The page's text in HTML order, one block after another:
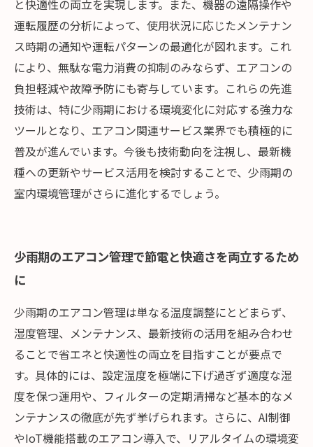
と快適性の両立を実現します。また、機器の遠隔操作や
運転履歴の分析によって、使用状況に応じたメンテナン
ス時期の通知や運転パターンの最適化が図れます。これ
により、無駄な電力消費の抑制のみならず、エアコンの
負担軽減や故障予防にも寄与しています。これらの先進
技術は、特に少雨期における環境変化に対応する強力な
ツールとなり、エアコン関連サービス業界でも積極的に
普及が進んでいます。今後も技術動向を注視し、最新機
種への更新やサービス活用を検討することで、少雨期の
室内環境管理がさらに進化するでしょう。
少雨期のエアコン管理で節電と快適さを両立するため
に
少雨期のエアコン管理は単なる温度調整にとどまらず、
湿度管理、メンテナンス、最新技術の活用を組み合わせ
ることで省エネと快適性の両立を目指すことが要点で
す。具体的には、設定温度を極端に下げ過ぎず適度な湿
度を保つ運用や、フィルターの定期清掃など基本的なメ
ンテナンスの徹底が先ず挙げられます。さらに、AI制御
やIoT機能搭載のエアコン導入で、リアルタイムの環境変